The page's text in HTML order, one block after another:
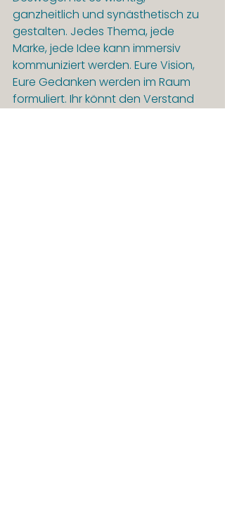
ganzheitlich und synästhetisch zu
gestalten. Jedes Thema, jede
Marke, jede Idee kann immersiv
kommuniziert werden. Eure Vision,
Eure Gedanken werden im Raum
formuliert. Ihr könnt den Verstand